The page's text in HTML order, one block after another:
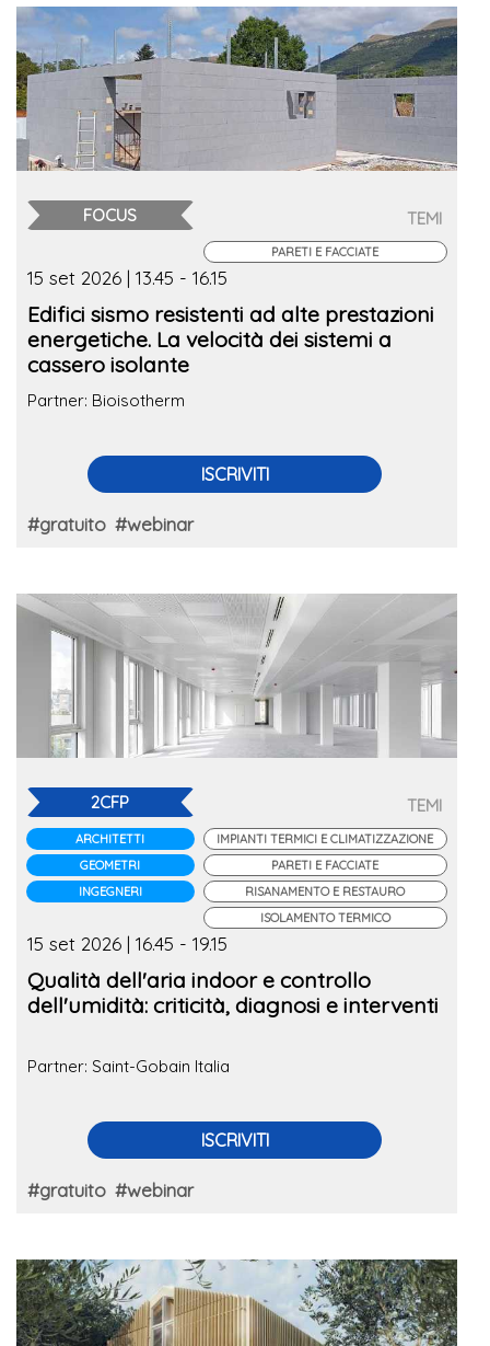
FOCUS TEMI
PARETI E FACCIATE
15 set 2026 | 13.45 - 16.15
Edifici sismo resistenti ad alte prestazioni
energetiche. La velocità dei sistemi a
cassero isolante
Partner: Bioisotherm
ISCRIVITI
#gratuito #webinar
2CFP
ARCHITETTI
GEOMETRI
INGEGNERI
TEMI
IMPIANTI TERMICI E CLIMATIZZAZIONE
PARETI E FACCIATE
RISANAMENTO E RESTAURO
ISOLAMENTO TERMICO
15 set 2026 | 16.45 - 19.15
Qualità dell'aria indoor e controllo
dell'umidità: criticità, diagnosi e interventi
Partner: Saint-Gobain Italia
ISCRIVITI
#gratuito #webinar